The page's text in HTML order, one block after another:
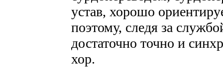
устав, хорошо
поэтому, следя за
достаточно точно и
хор.